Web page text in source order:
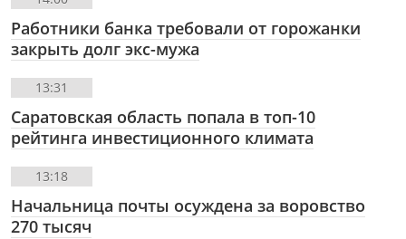
Работники банка требовали от горожанки
закрыть долг экс-мужа
13:31
Саратовская область попала в топ-10
рейтинга инвестиционного климата
13:18
Начальница почты осуждена за воровство
270 тысяч